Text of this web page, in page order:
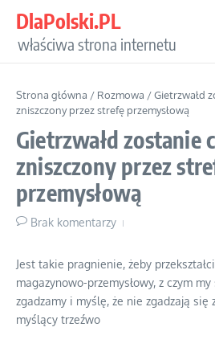
DlaPolski.PL
właściwa strona internetu
Strona główna / Rozmowa /Gietrzwałd
zniszczony przez strefę przemysłową
Gietrzwałd zostanie
zniszczony przez
przemysłową
Brak komentarzy
Jest takie pragnienie, żeby
magazynowo-przemysłowy, z czym
zgadzamy i myślę, że nie zgadzają się
myślący trzeźwo